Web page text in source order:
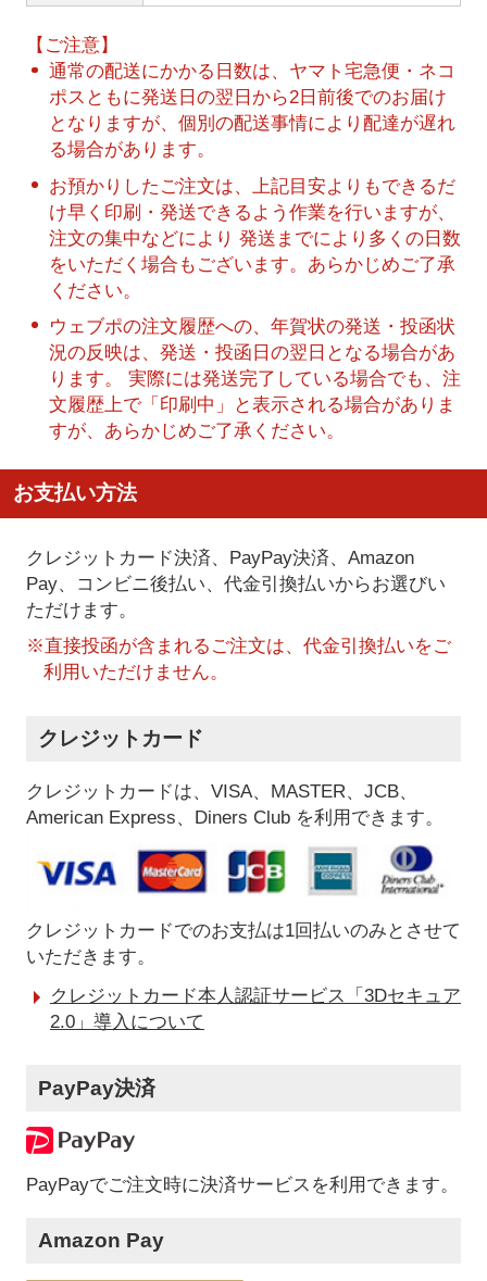
【ご注意】
通常の配送にかかる日数は、ヤマト宅急便・ネコ
ポスともに発送日の翌日から2日前後でのお届け
となりますが、個別の配送事情により配達が遅れ
る場合があります。
お預かりしたご注文は、上記目安よりもできるだ
け早く印刷・発送できるよう作業を行いますが、
注文の集中などにより 発送までにより多くの日数
をいただく場合もございます。あらかじめご了承
ください。
ウェブポの注文履歴への、年賀状の発送・投函状
況の反映は、発送・投函日の翌日となる場合があ
ります。 実際には発送完了している場合でも、注
文履歴上で「印刷中」と表示される場合がありま
すが、あらかじめご了承ください。
お支払い方法
クレジットカード決済、PayPay決済、Amazon
Pay、コンビニ後払い、代金引換払いからお選びい
ただけます。
※直接投函が含まれるご注文は、代金引換払いをご
利用いただけません。
クレジットカード
クレジットカードは、VISA、MASTER、JCB、
American Express、Diners Club を利用できます。
クレジットカードでのお支払は1回払いのみとさせて
いただきます。
クレジットカード本人認証サービス「3Dセキュア
2.0」導入について
PayPay決済
PayPayでご注文時に決済サービスを利用できます。
Amazon Pay